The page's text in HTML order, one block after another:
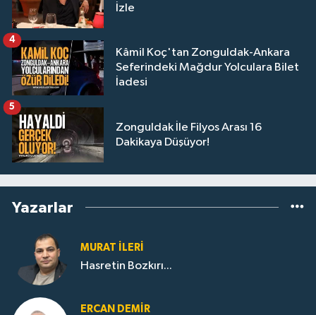
İzle
Kâmil Koç'tan Zonguldak-Ankara
Seferindeki Mağdur Yolculara Bilet
İadesi
4
Zonguldak İle Filyos Arası 16
Dakikaya Düşüyor!
5
Yazarlar
MURAT İLERI
Hasretin Bozkırı...
ERCAN DEMIR